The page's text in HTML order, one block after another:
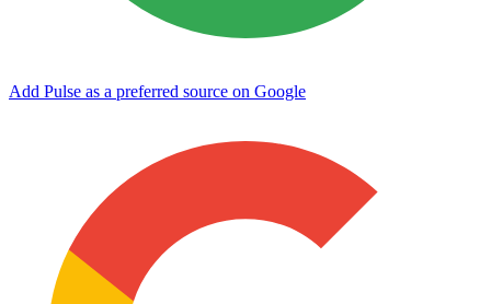
Add Pulse as a preferred source on Google